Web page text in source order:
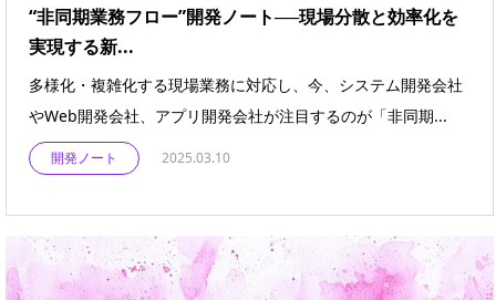
“非同期業務フロー”開発ノート──現場分散と効率化を
実現する新...
多様化・複雑化する現場業務に対応し、今、システム開発会社
やWeb開発会社、アプリ開発会社が注目するのが「非同期...
開発ノート 2025.03.10